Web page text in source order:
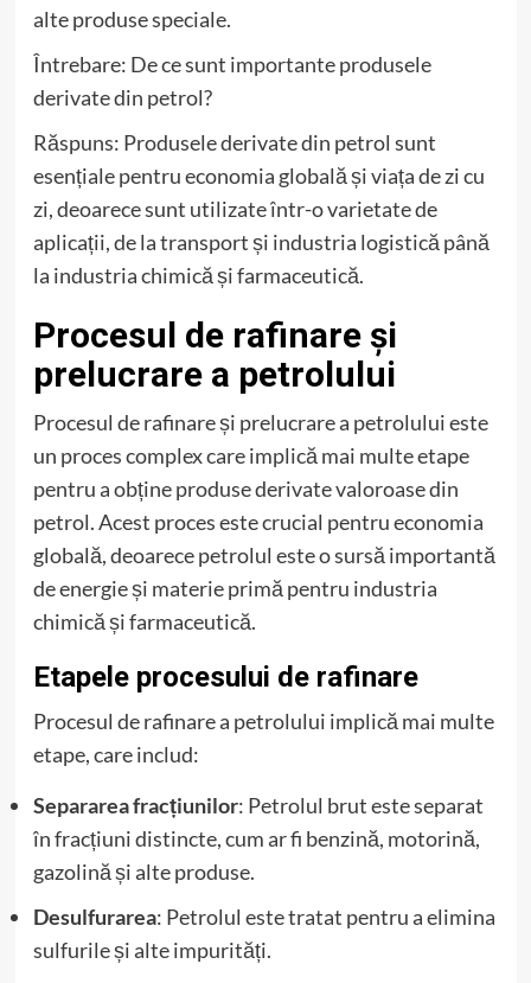
alte produse speciale.
Întrebare: De ce sunt importante produsele
derivate din petrol?
Răspuns: Produsele derivate din petrol sunt
esențiale pentru economia globală și viața de zi cu
zi, deoarece sunt utilizate într-o varietate de
aplicații, de la transport și industria logistică până
la industria chimică și farmaceutică.
Procesul de rafinare și
prelucrare a petrolului
Procesul de rafinare și prelucrare a petrolului este
un proces complex care implică mai multe etape
pentru a obține produse derivate valoroase din
petrol. Acest proces este crucial pentru economia
globală, deoarece petrolul este o sursă importantă
de energie și materie primă pentru industria
chimică și farmaceutică.
Etapele procesului de rafinare
Procesul de rafinare a petrolului implică mai multe
etape, care includ:
Separarea fracțiunilor: Petrolul brut este separat
în fracțiuni distincte, cum ar fi benzină, motorină,
gazolină și alte produse.
Desulfurarea: Petrolul este tratat pentru a elimina
sulfurile și alte impurități.